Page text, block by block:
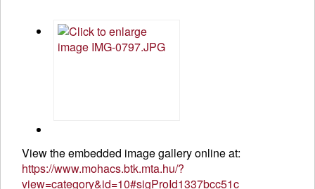
View the embedded image gallery online at:
https://www.mohacs.btk.mta.hu/?
view=category&id=10#sigProId1337bcc51c